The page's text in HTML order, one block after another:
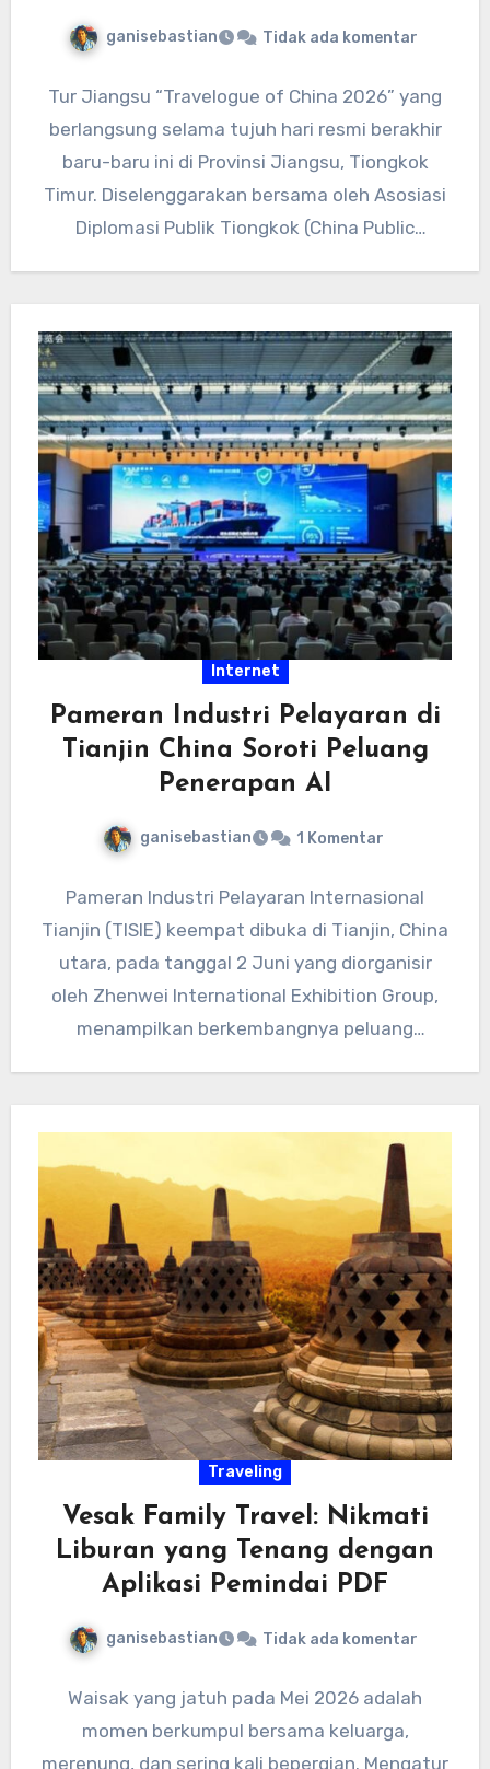
ganisebastian Tidak ada komentar
Tur Jiangsu “Travelogue of China 2026” yang
berlangsung selama tujuh hari resmi berakhir
baru-baru ini di Provinsi Jiangsu, Tiongkok
Timur. Diselenggarakan bersama oleh Asosiasi
Diplomasi Publik Tiongkok (China Public
Internet
Pameran Industri Pelayaran di
Tianjin China Soroti Peluang
Penerapan AI
ganisebastian 1 Komentar
Pameran Industri Pelayaran Internasional
Tianjin (TISIE) keempat dibuka di Tianjin, China
utara, pada tanggal 2 Juni yang diorganisir
oleh Zhenwei International Exhibition Group,
menampilkan berkembangnya peluang
Traveling
Vesak Family Travel: Nikmati
Liburan yang Tenang dengan
Aplikasi Pemindai PDF
ganisebastian Tidak ada komentar
Waisak yang jatuh pada Mei 2026 adalah
momen berkumpul bersama keluarga,
merenung, dan sering kali bepergian. Mengatur